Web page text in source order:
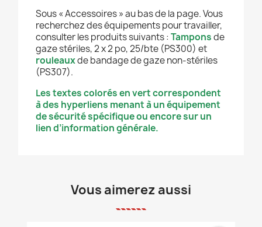
Sous « Accessoires » au bas de la page. Vous
recherchez des équipements pour travailler,
consulter les produits suivants : Tamponsde
gaze stériles, 2 x 2 po, 25/bte (PS300) et
rouleauxde bandage de gaze non-stériles
(PS307).
Les textes colorés en vert correspondent
à des hyperliens menant à un équipement
de sécurité spécifique ou encore sur un
lien d’information générale.
Vous aimerez aussi